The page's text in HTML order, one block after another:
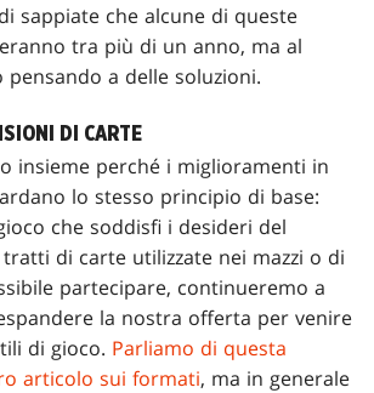
sappiate che alcune di queste
tra più di un anno, ma al
a delle soluzioni.
DI CARTE
insieme perché i miglioramenti in
lo stesso principio di base:
che soddisfi i desideri del
di carte utilizzate nei mazzi o di
partecipare, continueremo a
la nostra offerta per venire
di gioco. Parliamo di questa
articolo sui formati, ma in generale